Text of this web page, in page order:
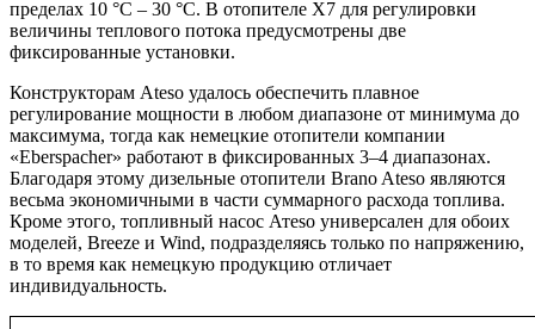
пределах 10 °C – 30 °C. В отопителе X7 для регулировки
величины теплового потока предусмотрены две
фиксированные установки.
Конструкторам Ateso удалось обеспечить плавное
регулирование мощности в любом диапазоне от минимума до
максимума, тогда как немецкие отопители компании
«Eberspacher» работают в фиксированных 3–4 диапазонах.
Благодаря этому дизельные отопители Brano Ateso являются
весьма экономичными в части суммарного расхода топлива.
Кроме этого, топливный насос Атеso универсален для обоих
моделей, Breeze и Wind, подразделяясь только по напряжению,
в то время как немецкую продукцию отличает
индивидуальность.